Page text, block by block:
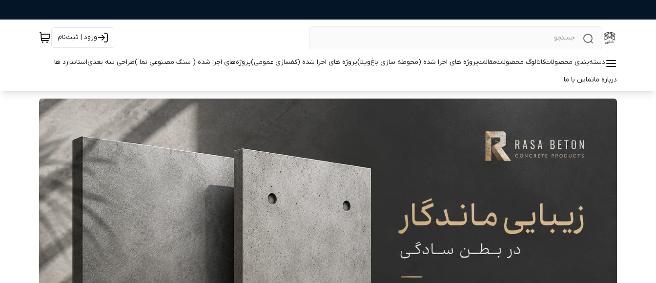
ورود | ثبت‌نام
دسته‌بندی محصولاتکاتالوگ محصولاتمقالاتپروژه های اجرا شده (محوطه سازی باغ‌ویلا)پروژه های اجرا شده (کفسازی عمومی)پروژه‌های اجرا شده ( سنگ مصنوعی نما )طراحی سه بعدیاستاندارد ها
درباره ماتماس با ما